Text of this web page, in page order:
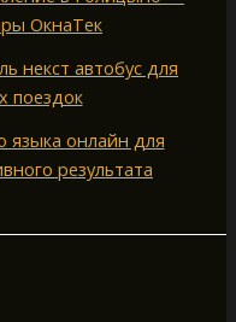
ОкнаТек
некст автобус для
поездок
языка онлайн для
результата